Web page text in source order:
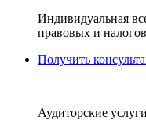
Индивидуальная
правовых и
Получить
Аудиторские услуги